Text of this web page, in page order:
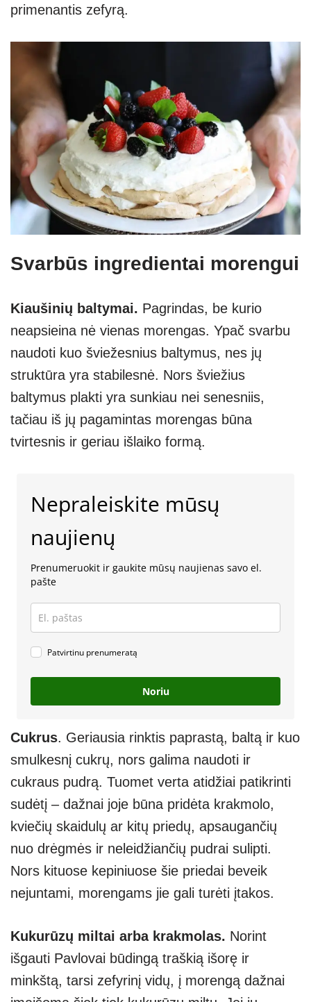
primenantis zefyrą.
Svarbūs ingredientai morengui
Kiaušinių baltymai. Pagrindas, be kurio
neapsieina nė vienas morengas. Ypač svarbu
naudoti kuo šviežesnius baltymus, nes jų
struktūra yra stabilesnė. Nors šviežius
baltymus plakti yra sunkiau nei senesniis,
tačiau iš jų pagamintas morengas būna
tvirtesnis ir geriau išlaiko formą.
Nepraleiskite mūsų
naujienų
Prenumeruokit ir gaukite mūsų naujienas savo el.
pašte
Patvirtinu prenumeratą
Noriu
Cukrus. Geriausia rinktis paprastą, baltą ir kuo
smulkesnį cukrų, nors galima naudoti ir
cukraus pudrą. Tuomet verta atidžiai patikrinti
sudėtį – dažnai joje būna pridėta krakmolo,
kviečių skaidulų ar kitų priedų, apsaugančių
nuo drėgmės ir neleidžiančių pudrai sulipti.
Nors kituose kepiniuose šie priedai beveik
nejuntami, morengams jie gali turėti įtakos.
Kukurūzų miltai arba krakmolas. Norint
išgauti Pavlovai būdingą traškią išorę ir
minkštą, tarsi zefyrinį vidų, į morengą dažnai